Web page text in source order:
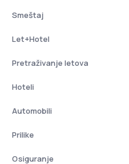
Smeštaj
Let+Hotel
Pretraživanje letova
Hoteli
Automobili
Prilike
Osiguranje